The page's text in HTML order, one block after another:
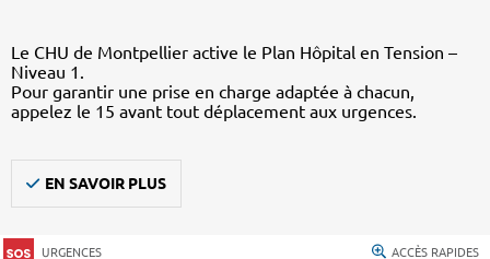
Le CHU de Montpellier active le Plan Hôpital en Tension –
Niveau 1.
Pour garantir une prise en charge adaptée à chacun,
appelez le 15 avant tout déplacement aux urgences.
EN SAVOIR PLUS
URGENCES ACCÈS RAPIDES